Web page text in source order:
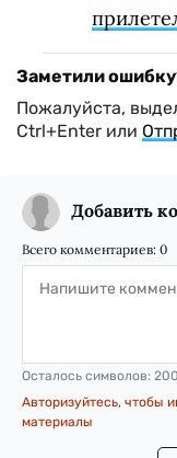
Заметили
Пожалуйста,
Ctrl+Enter или
Добавить
Всего комментариев: 0
Осталось символов:
Авторизуйтесь, чтобы
материалы